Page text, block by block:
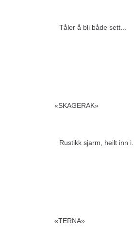
Tåler å bli både sett...
«SKAGERAK»
Rustikk sjarm, heilt inn i...
«TERNA»